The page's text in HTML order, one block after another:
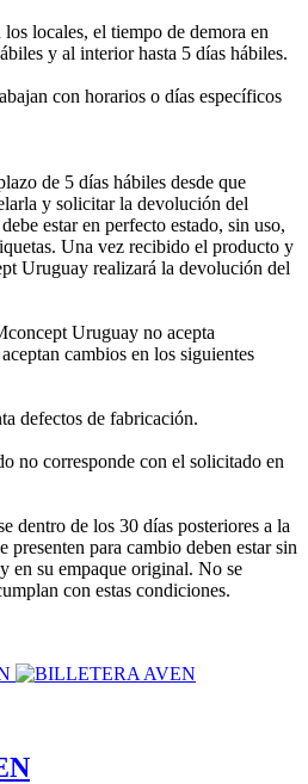
locales, el tiempo de demora en
y al interior hasta 5 días hábiles.
con horarios o días específicos
de 5 días hábiles desde que
y solicitar la devolución del
estar en perfecto estado, sin uso,
Una vez recibido el producto y
Uruguay realizará la devolución del
Uruguay no acepta
cambios en los siguientes
defectos de fabricación.
no corresponde con el solicitado en
dentro de los 30 días posteriores a la
presenten para cambio deben estar sin
en su empaque original. No se
con estas condiciones.